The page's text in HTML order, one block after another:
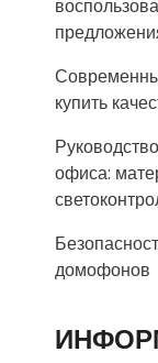
купить
офиса:
домофонов